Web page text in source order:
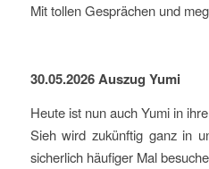
Mit tollen Gesprächen und
30.05.2026 Auszug Yumi
Heute ist nun auch Yumi in
Sieh wird zukünftig ganz in
sicherlich häufiger Mal